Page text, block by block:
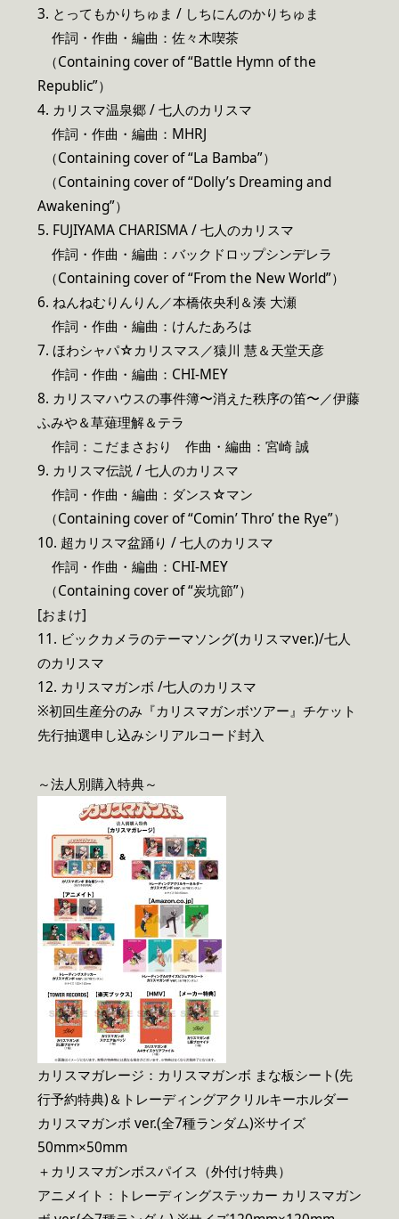
3. とってもかりちゅま / しちにんのかりちゅま
作詞・作曲・編曲：佐々木喫茶
（Containing cover of “Battle Hymn of the
Republic”）
4. カリスマ温泉郷 / 七人のカリスマ
作詞・作曲・編曲：MHRJ
（Containing cover of “La Bamba”）
（Containing cover of “Dolly’s Dreaming and
Awakening”）
5. FUJIYAMA CHARISMA / 七人のカリスマ
作詞・作曲・編曲：バックドロップシンデレラ
（Containing cover of “From the New World”）
6. ねんねむりんりん／本橋依央利＆湊 大瀬
作詞・作曲・編曲：けんたあろは
7. ほわシャパ☆カリスマス／猿川 慧＆天堂天彦
作詞・作曲・編曲：CHI-MEY
8. カリスマハウスの事件簿〜消えた秩序の笛〜／伊藤
ふみや＆草薙理解＆テラ
作詞：こだまさおり 作曲・編曲：宮崎 誠
9. カリスマ伝説 / 七人のカリスマ
作詞・作曲・編曲：ダンス☆マン
（Containing cover of “Comin’ Thro’ the Rye”）
10. 超カリスマ盆踊り / 七人のカリスマ
作詞・作曲・編曲：CHI-MEY
（Containing cover of “炭坑節”）
[おまけ]
11. ビックカメラのテーマソング(カリスマver.)/七人
のカリスマ
12. カリスマガンボ /七人のカリスマ
※初回生産分のみ『カリスマガンボツアー』チケット
先行抽選申し込みシリアルコード封入
～法人別購入特典～
カリスマガレージ：カリスマガンボ まな板シート(先
行予約特典)＆トレーディングアクリルキーホルダー
カリスマガンボ ver.(全7種ランダム)※サイズ
50mm×50mm​
＋カリスマガンボスパイス（外付け特典）
アニメイト：トレーディングステッカー カリスマガン